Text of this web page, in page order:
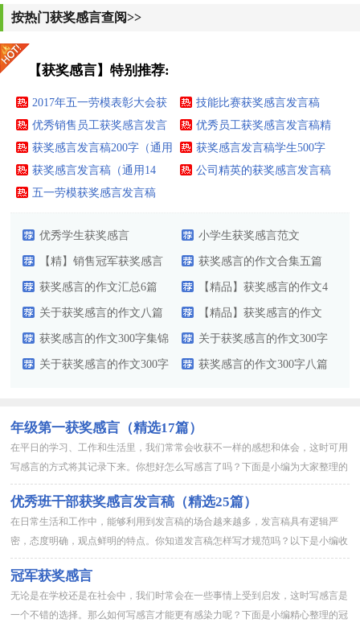
按热门获奖感言查阅>>
【获奖感言】特别推荐:
2017年五一劳模表彰大会获
奖感言
技能比赛获奖感言发言稿
2017
优秀销售员工获奖感言发言
稿汇总
优秀员工获奖感言发言稿精
选
获奖感言发言稿200字（通用
12篇）
获奖感言发言稿学生500字
获奖感言发言稿（通用14
篇）
公司精英的获奖感言发言稿
五一劳模获奖感言发言稿
优秀学生获奖感言 小学生获奖感言范文
【精】销售冠军获奖感言 获奖感言的作文合集五篇
获奖感言的作文汇总6篇 【精品】获奖感言的作文4
篇
关于获奖感言的作文八篇 【精品】获奖感言的作文
300字三篇
获奖感言的作文300字集锦
五篇
关于获奖感言的作文300字
六篇
关于获奖感言的作文300字 获奖感言的作文300字八篇
年级第一获奖感言（精选17篇）
在平日的学习、工作和生活里，我们常常会收获不一样的感想和体会，这时可用
写感言的方式将其记录下来。你想好怎么写感言了吗？下面是小编为大家整理的
年级第一获奖感言推荐，欢迎大家借鉴与参考，希望对大家有所帮助...
优秀班干部获奖感言发言稿（精选25篇）
在日常生活和工作中，能够利用到发言稿的场合越来越多，发言稿具有逻辑严
密，态度明确，观点鲜明的特点。你知道发言稿怎样写才规范吗？以下是小编收
集整理的优秀班干部获奖感言发言稿，希望对大家有所帮助。 优秀...
冠军获奖感言
无论是在学校还是在社会中，我们时常会在一些事情上受到启发，这时写感言是
一个不错的选择。那么如何写感言才能更有感染力呢？下面是小编精心整理的冠